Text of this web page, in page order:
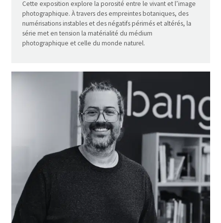
Cette exposition explore la porosité entre le vivant et l’image
photographique. À travers des empreintes botaniques, des
numérisations instables et des négatifs périmés et altérés, la
série met en tension la matérialité du médium
photographique et celle du monde naturel.